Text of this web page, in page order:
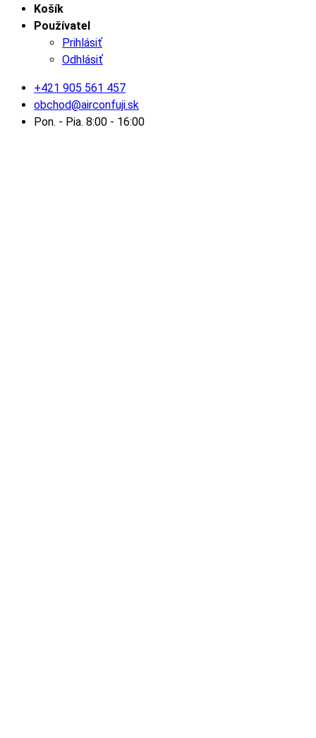
Košík
Používatel
Prihlásiť
Odhlásiť
+421 905 561 457
obchod@airconfuji.sk
Pon. - Pia. 8:00 - 16:00